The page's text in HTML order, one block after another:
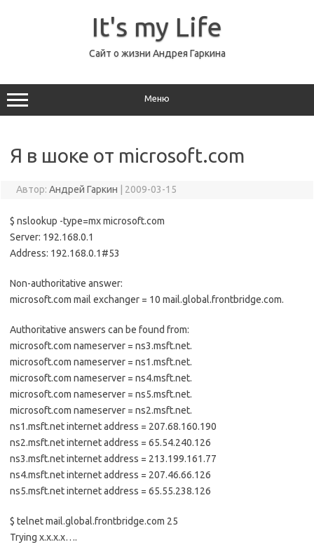
It's my Life
Сайт о жизни Андрея Гаркина
Меню
Я в шоке от microsoft.com
Автор: Андрей Гаркин 2009-03-15
$ nslookup -type=mx microsoft.com
Server: 192.168.0.1
Address: 192.168.0.1#53
Non-authoritative answer:
microsoft.com mail exchanger = 10 mail.global.frontbridge.com.
Authoritative answers can be found from:
microsoft.com nameserver = ns3.msft.net.
microsoft.com nameserver = ns1.msft.net.
microsoft.com nameserver = ns4.msft.net.
microsoft.com nameserver = ns5.msft.net.
microsoft.com nameserver = ns2.msft.net.
ns1.msft.net internet address = 207.68.160.190
ns2.msft.net internet address = 65.54.240.126
ns3.msft.net internet address = 213.199.161.77
ns4.msft.net internet address = 207.46.66.126
ns5.msft.net internet address = 65.55.238.126
$ telnet mail.global.frontbridge.com 25
Trying х.х.х.х….